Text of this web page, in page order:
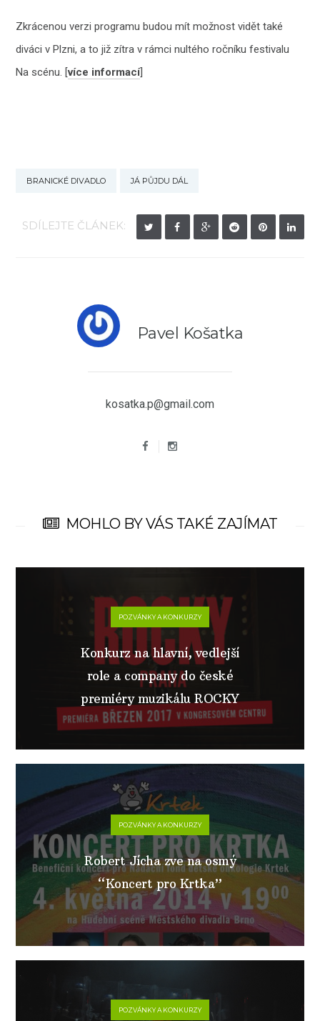
Zkrácenou verzi programu budou mít možnost vidět také
diváci v Plzni, a to již zítra v rámci nultého ročníku festivalu
Na scénu. [více informací]
BRANICKÉ DIVADLO JÁ PŮJDU DÁL
SDÍLEJTE ČLÁNEK:
Pavel Košatka
kosatka.p@gmail.com
MOHLO BY VÁS TAKÉ ZAJÍMAT
POZVÁNKY A KONKURZY
Konkurz na hlavní, vedlejší
role a company do české
premiéry muzikálu ROCKY
POZVÁNKY A KONKURZY
Robert Jícha zve na osmý
“Koncert pro Krtka”
POZVÁNKY A KONKURZY